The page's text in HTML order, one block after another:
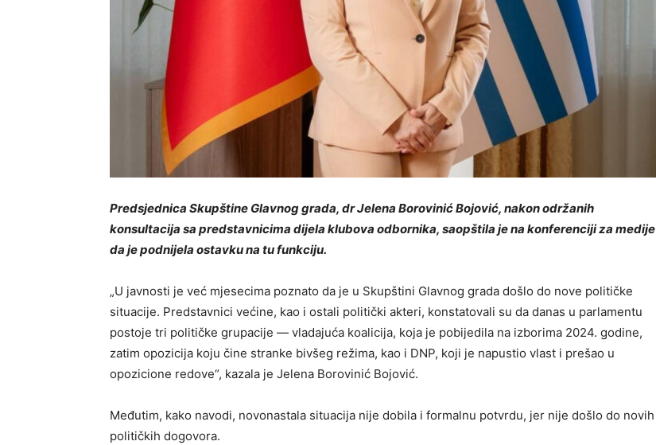
Predsjednica Skupštine Glavnog grada, dr Jelena Borovinić Bojović, nakon održanih
konsultacija sa predstavnicima dijela klubova odbornika, saopštila je na konferenciji za medije
da je podnijela ostavku na tu funkciju.
„U javnosti je već mjesecima poznato da je u Skupštini Glavnog grada došlo do nove političke
situacije. Predstavnici većine, kao i ostali politički akteri, konstatovali su da danas u parlamentu
postoje tri političke grupacije — vladajuća koalicija, koja je pobijedila na izborima 2024. godine,
zatim opozicija koju čine stranke bivšeg režima, kao i DNP, koji je napustio vlast i prešao u
opozicione redove“, kazala je Jelena Borovinić Bojović.
Međutim, kako navodi, novonastala situacija nije dobila i formalnu potvrdu, jer nije došlo do novih
političkih dogovora.